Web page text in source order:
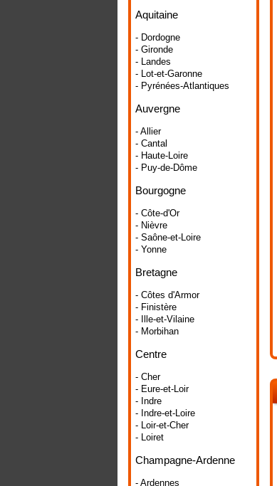
Aquitaine
- Dordogne
- Gironde
- Landes
- Lot-et-Garonne
- Pyrénées-Atlantiques
Auvergne
- Allier
- Cantal
- Haute-Loire
- Puy-de-Dôme
Bourgogne
- Côte-d'Or
- Nièvre
- Saône-et-Loire
- Yonne
Bretagne
- Côtes d'Armor
- Finistère
- Ille-et-Vilaine
- Morbihan
Centre
- Cher
- Eure-et-Loir
- Indre
- Indre-et-Loire
- Loir-et-Cher
- Loiret
Champagne-Ardenne
- Ardennes